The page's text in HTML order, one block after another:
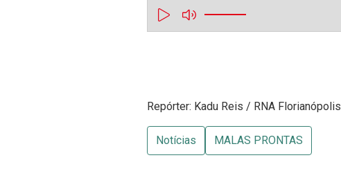
Repórter: Kadu Reis / RNA Florianópolis
Notícias MALAS PRONTAS